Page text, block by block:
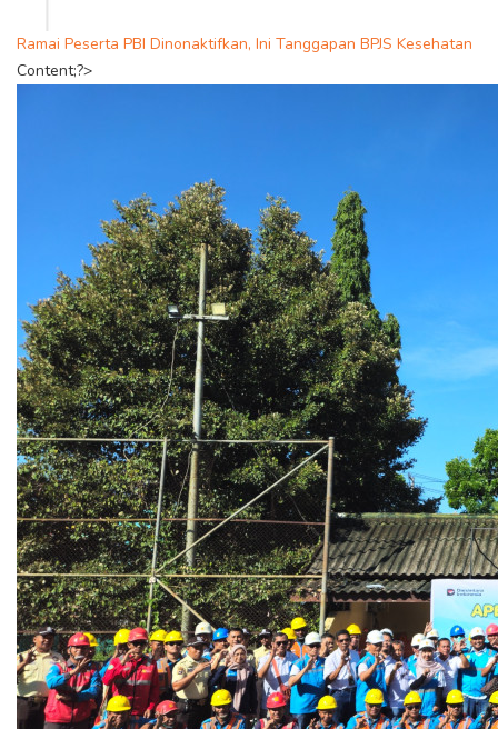
Ramai Peserta PBI Dinonaktifkan, Ini Tanggapan BPJS Kesehatan
Content;?>